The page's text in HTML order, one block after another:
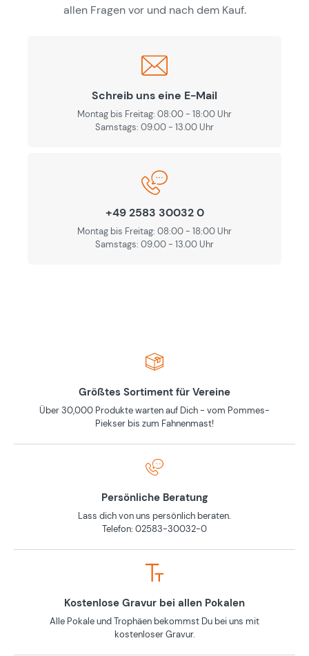
allen Fragen vor und nach dem Kauf.
Schreib uns eine E-Mail
Montag bis Freitag: 08:00 - 18:00 Uhr
Samstags: 09.00 - 13.00 Uhr
+49 2583 30032 0
Montag bis Freitag: 08:00 - 18:00 Uhr
Samstags: 09.00 - 13.00 Uhr
Größtes Sortiment für Vereine
Über 30,000 Produkte warten auf Dich - vom Pommes-
Piekser bis zum Fahnenmast!
Persönliche Beratung
Lass dich von uns persönlich beraten.
Telefon: 02583-30032-0
Kostenlose Gravur bei allen Pokalen
Alle Pokale und Trophäen bekommst Du bei uns mit
kostenloser Gravur.